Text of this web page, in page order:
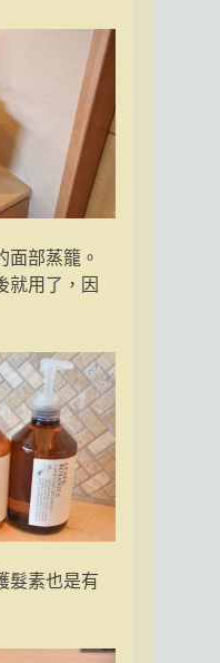
面部蒸籠。
就用了，因
髮素也是有